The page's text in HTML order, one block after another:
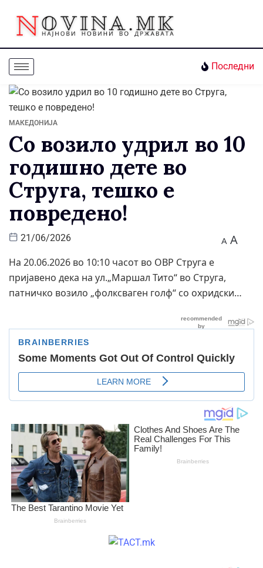
Последни
МАКЕДОНИЈА
Со возило удрил во 10
годишно дете во
Струга, тешко е
повредено!
21/06/2026 A A
На 20.06.2026 во 10:10 часот во ОВР Струга е
пријавено дека на ул.„Маршал Тито“ во Струга,
патничко возило „фолксваген голф“ со охридски…